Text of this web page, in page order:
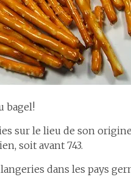
bagel!
sur le lieu de son
soit avant 743.
dans les pays